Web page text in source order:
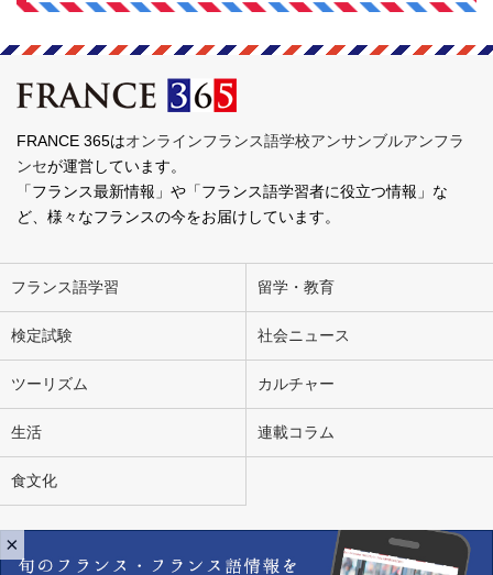
FRANCE 365はオンラインフランス語学校アンサンブルアンフラ
ンセが運営しています。
「フランス最新情報」や「フランス語学習者に役立つ情報」な
ど、様々なフランスの今をお届けしています。
フランス語学習 留学・教育
検定試験 社会ニュース
ツーリズム カルチャー
生活 連載コラム
食文化
ライター募集
×